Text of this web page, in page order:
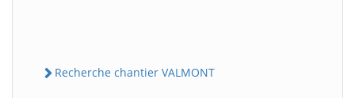
Recherche chantier VALMONT